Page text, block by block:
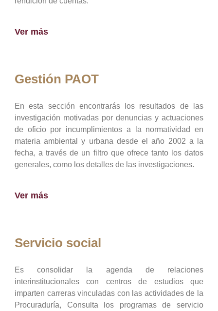
Ver más
Gestión PAOT
En esta sección encontrarás los resultados de las
investigación motivadas por denuncias y actuaciones
de oficio por incumplimientos a la normatividad en
materia ambiental y urbana desde el año 2002 a la
fecha, a través de un filtro que ofrece tanto los datos
generales, como los detalles de las investigaciones.
Ver más
Servicio social
Es consolidar la agenda de relaciones
interinstitucionales con centros de estudios que
imparten carreras vinculadas con las actividades de la
Procuraduría, Consulta los programas de servicio